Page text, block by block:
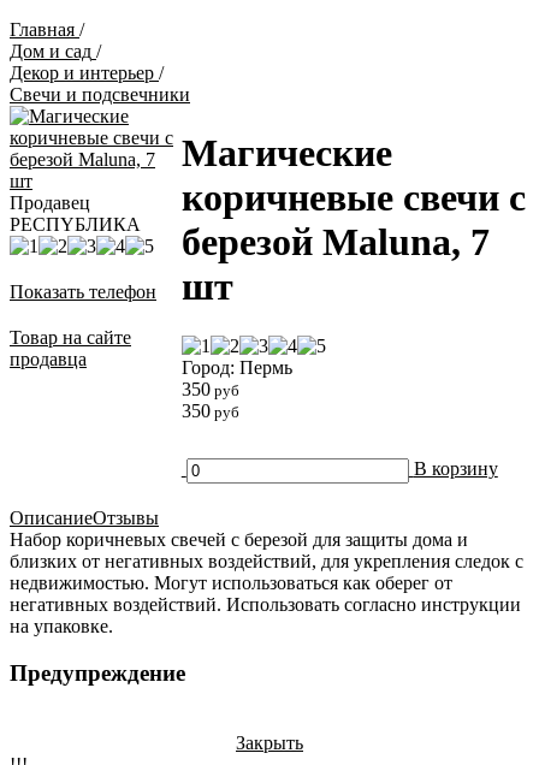
Главная /
Дом и сад /
Декор и интерьер /
Свечи и подсвечники
Продавец
РЕСПYБЛИКА
Показать телефон
Товар на сайте
продавца
Магические
коричневые свечи с
березой Maluna, 7
шт
Город: Пермь
350руб
350руб
В корзину
ОписаниеОтзывы
Набор коричневых свечей с березой для защиты дома и
близких от негативных воздействий, для укрепления следок с
недвижимостью. Могут использоваться как оберег от
негативных воздействий. Использовать согласно инструкции
на упаковке.
Предупреждение
Закрыть